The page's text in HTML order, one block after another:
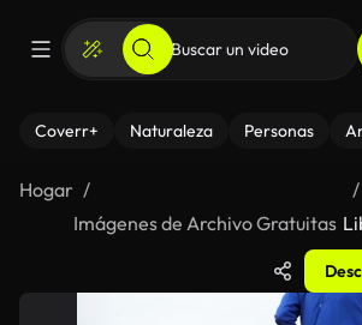
Coverr+ Naturaleza Personas
Hogar
Imágenes de Archivo Gratuitas